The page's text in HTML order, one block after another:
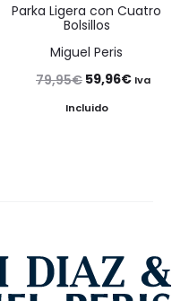
Parka Ligera con Cuatro
Bolsillos
Miguel Peris
79,95€ El
precio
59,96€ElIva
Incluido